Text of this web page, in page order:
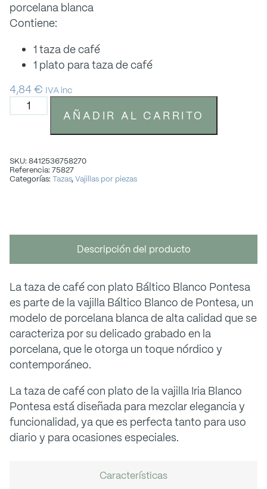
porcelana blanca
Contiene:
1 taza de café
1 plato para taza de café
4,84€ IVA inc
AÑADIR AL CARRITO
SKU: 8412536758270
Referencia: 75827
Categorías: Tazas,Vajillas por piezas
Descripción del producto
Características
La taza de café con plato Báltico Blanco Pontesa
es parte de la vajilla Báltico Blanco de Pontesa, un
modelo de porcelana blanca de alta calidad que se
caracteriza por su delicado grabado en la
porcelana, que le otorga un toque nórdico y
contemporáneo.
La taza de café con plato de la vajilla Iria Blanco
Pontesa está diseñada para mezclar elegancia y
funcionalidad, ya que es perfecta tanto para uso
diario y para ocasiones especiales.